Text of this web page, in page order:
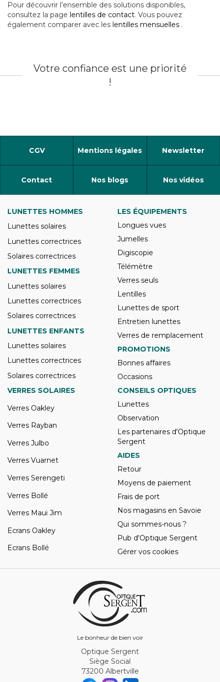
Pour découvrir l’ensemble des solutions disponibles,
consultez la page lentilles de contact. Vous pouvez
également comparer avec les lentilles mensuelles .
Votre confiance est une priorité
!
CGV Mentions légales Newsletter
Contact Nos blogs Nos vidéos
Le bonheur de bien voir
LUNETTES HOMMES
Lunettes solaires
Lunettes correctrices
Solaires correctrices
LUNETTES FEMMES
Lunettes solaires
Lunettes correctrices
Solaires correctrices
LUNETTES ENFANTS
Lunettes solaires
Lunettes correctrices
Solaires correctrices
LES ÉQUIPEMENTS
Longues vues
Jumelles
Digiscopie
Télémètre
Verres seuls
Lentilles
Lunettes de sport
Entretien lunettes
Verres de remplacement
PROMOTIONS
Bonnes affaires
Occasions
VERRES SOLAIRES
Verres Oakley
Verres Rayban
Verres Julbo
Verres Vuarnet
Verres Serengeti
Verres Bollé
Verres Maui Jim
Ecrans Oakley
Ecrans Bollé
CONSEILS OPTIQUES
Lunettes
Observation
Les partenaires d'Optique
Sergent
AIDES
Retour
Moyens de paiement
Frais de port
Nos magasins en Savoie
Qui sommes-nous ?
Pub d'Optique Sergent
Gérer vos cookies
Optique Sergent
Siège Social
73200 Albertville